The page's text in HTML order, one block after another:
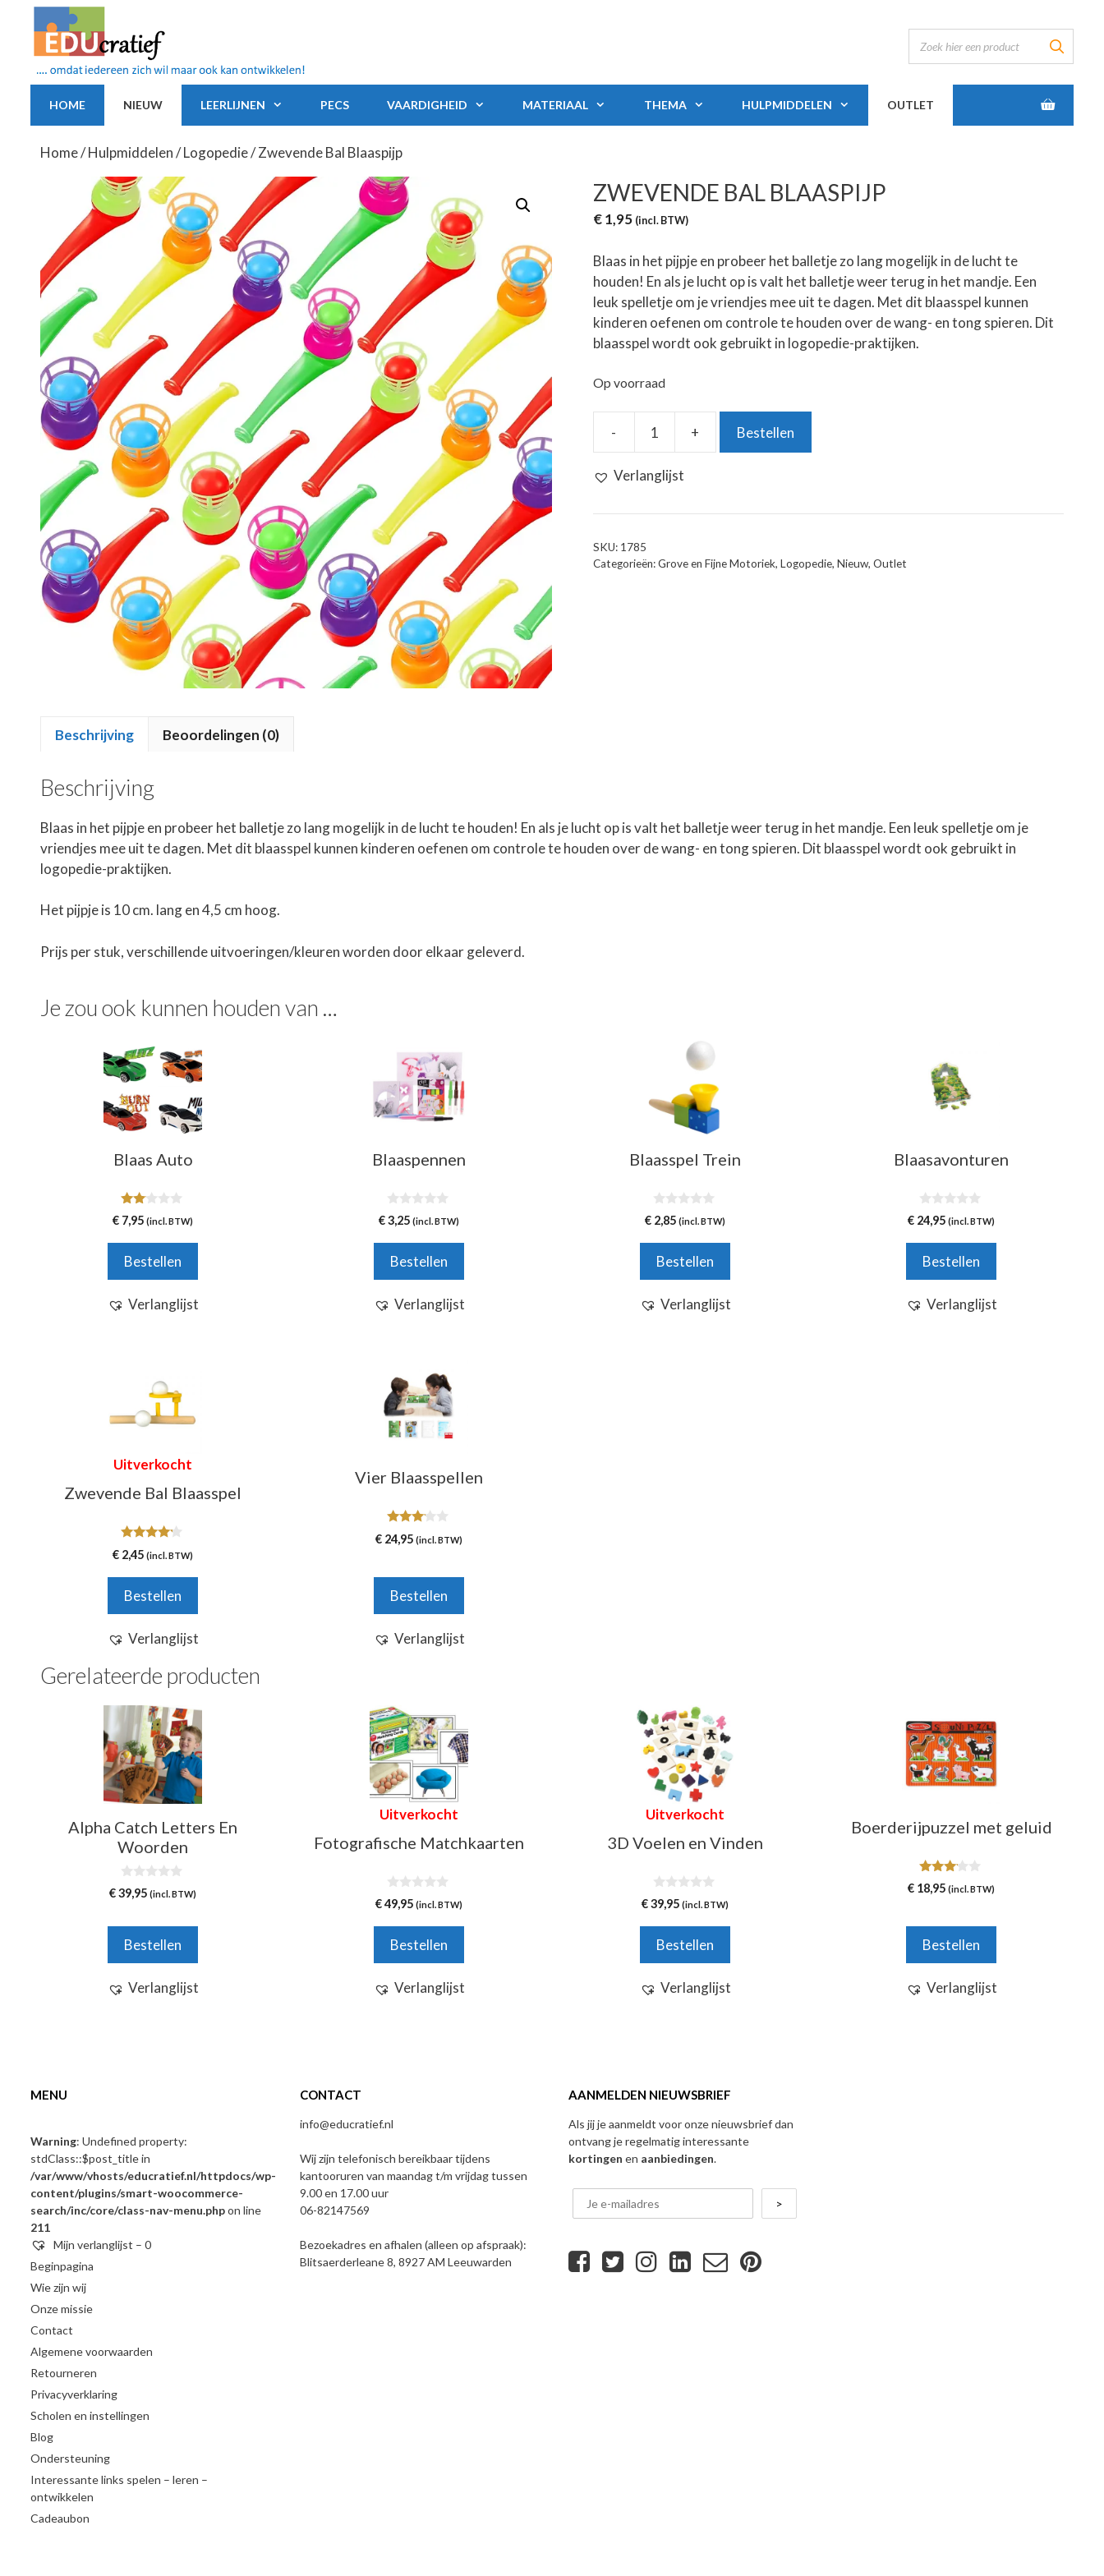
inhoud
HOME NIEUW LEERLIJNEN PECS VAARDIGHEID MATERIAAL THEMA HULPMIDDELEN OUTLET
Home/Hulpmiddelen/Logopedie/ Zwevende Bal Blaaspijp
ZWEVENDE BAL BLAASPIJP
€1,95 (incl. BTW)
Blaas in het pijpje en probeer het balletje zo lang mogelijk in de lucht te
houden! En als je lucht op is valt het balletje weer terug in het mandje. Een
leuk spelletje om je vriendjes mee uit te dagen. Met dit blaasspel kunnen
kinderen oefenen om controle te houden over de wang- en tong spieren. Dit
blaasspel wordt ook gebruikt in logopedie-praktijken.
Op voorraad
-
Zwevende
Blaaspijp
+ Bestellen
Verlanglijst
SKU: 1785
Categorieën:Grove en Fijne Motoriek, Logopedie, Nieuw, Outlet
Beschrijving Beoordelingen (0)
Beschrijving
Blaas in het pijpje en probeer het balletje zo lang mogelijk in de lucht te houden! En als je lucht op is valt het balletje weer terug in het mandje. Een leuk spelletje om je
vriendjes mee uit te dagen. Met dit blaasspel kunnen kinderen oefenen om controle te houden over de wang- en tong spieren. Dit blaasspel wordt ook gebruikt in
logopedie-praktijken.
Het pijpje is 10 cm. lang en 4,5 cm hoog.
Prijs per stuk, verschillende uitvoeringen/kleuren worden door elkaar geleverd.
Je zou ook kunnen houden van …
Blaas Auto
2.00
van
€ 7,95 (incl. BTW)
Bestellen
Verlanglijst
Blaaspennen
0
v
5
€3,25 (incl. BTW)
Bestellen
Verlanglijst
Blaasspel Trein
0
v
5
€ 2,85 (incl. BTW)
Bestellen
Verlanglijst
Blaasavonturen
0
v
5
€ 24,95 (incl. BTW)
Bestellen
Verlanglijst
Uitverkocht
Zwevende Bal Blaasspel
4.00
van 5
€ 2,45 (incl. BTW)
Bestellen
Verlanglijst
Vier Blaasspellen
3.00
van 5
€ 24,95 (incl. BTW)
Bestellen
Verlanglijst
Gerelateerde producten
Alpha Catch Letters En
Woorden
0
v
€39,95 (incl. BTW)
Bestellen
Verlanglijst
Uitverkocht
Fotografische Matchkaarten
0
v
5
€49,95 (incl. BTW)
Bestellen
Verlanglijst
Uitverkocht
3D Voelen en Vinden
0
v
5
€39,95 (incl. BTW)
Bestellen
Verlanglijst
Boerderijpuzzel met geluid
3.00
van 5
€ 18,95 (incl. BTW)
Bestellen
Verlanglijst
MENU
Warning: Undefined property:
stdClass::$post_title in
/var/www/vhosts/educratief.nl/httpdocs/wp-
content/plugins/smart-woocommerce-
search/inc/core/class-nav-menu.phpon line
211
Mijn verlanglijst – 0
Beginpagina
Wie zijn wij
Onze missie
Contact
Algemene voorwaarden
Retourneren
Privacyverklaring
Scholen en instellingen
Blog
Ondersteuning
Interessante links spelen – leren –
ontwikkelen
Cadeaubon
CONTACT
info@educratief.nl
Wij zijn telefonisch bereikbaar tijdens
kantooruren van maandag t/m vrijdag tussen
9.00 en 17.00 uur
06-82147569
Bezoekadres en afhalen (alleen op afspraak):
Blitsaerderleane 8, 8927 AM Leeuwarden
AANMELDEN NIEUWSBRIEF
Als jij je aanmeldt voor onze nieuwsbrief dan
ontvang je regelmatig interessante
kortingen en aanbiedingen.